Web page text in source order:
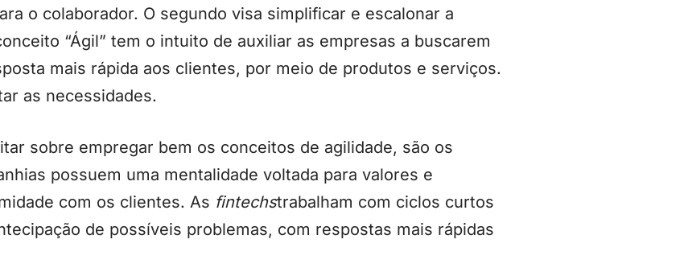
o colaborador. O segundo visa simplificar e escalonar a
“Ágil” tem o intuito de auxiliar as empresas a buscarem
mais rápida aos clientes, por meio de produtos e serviços.
as necessidades.
sobre empregar bem os conceitos de agilidade, são os
possuem uma mentalidade voltada para valores e
com os clientes. As fintechstrabalham com ciclos curtos
de possíveis problemas, com respostas mais rápidas